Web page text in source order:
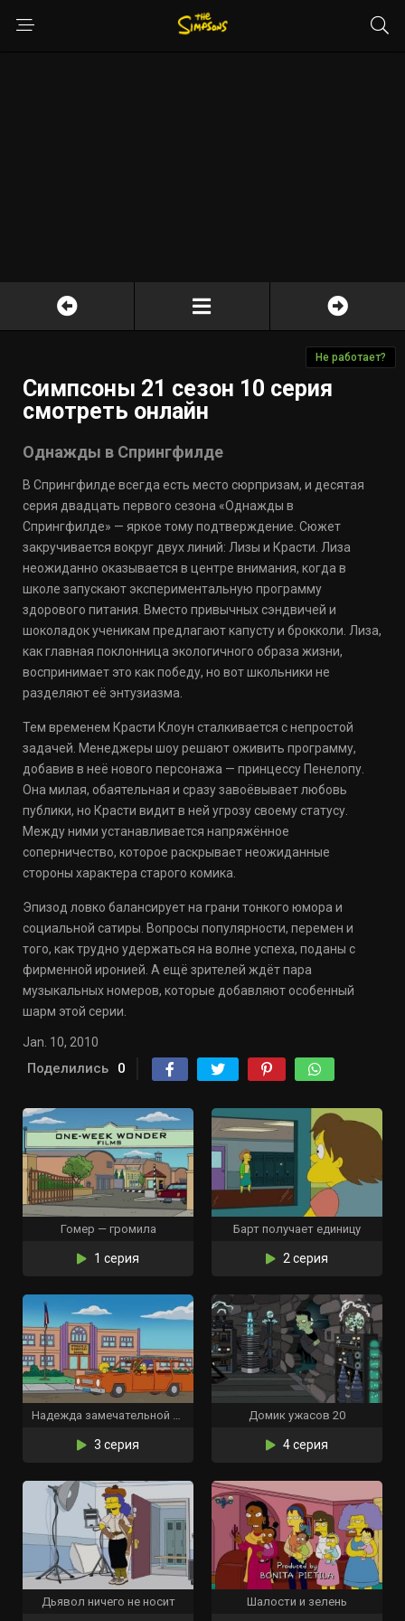
Не работает?
Симпсоны 21 сезон 10 серия
смотреть онлайн
Однажды в Спрингфилде
В Спрингфилде всегда есть место сюрпризам, и десятая
серия двадцать первого сезона «Однажды в
Спрингфилде» — яркое тому подтверждение. Сюжет
закручивается вокруг двух линий: Лизы и Красти. Лиза
неожиданно оказывается в центре внимания, когда в
школе запускают экспериментальную программу
здорового питания. Вместо привычных сэндвичей и
шоколадок ученикам предлагают капусту и брокколи. Лиза,
как главная поклонница экологичного образа жизни,
воспринимает это как победу, но вот школьники не
разделяют её энтузиазма.
Тем временем Красти Клоун сталкивается с непростой
задачей. Менеджеры шоу решают оживить программу,
добавив в неё нового персонажа — принцессу Пенелопу.
Она милая, обаятельная и сразу завоёвывает любовь
публики, но Красти видит в ней угрозу своему статусу.
Между ними устанавливается напряжённое
соперничество, которое раскрывает неожиданные
стороны характера старого комика.
Эпизод ловко балансирует на грани тонкого юмора и
социальной сатиры. Вопросы популярности, перемен и
того, как трудно удержаться на волне успеха, поданы с
фирменной иронией. А ещё зрителей ждёт пара
музыкальных номеров, которые добавляют особенный
шарм этой серии.
Jan. 10, 2010
Поделились 0
Гомер — громила
1 серия
Барт получает единицу
2 серия
Надежда замечательной жены
3 серия
Домик ужасов 20
4 серия
Дьявол ничего не носит Шалости и зелень